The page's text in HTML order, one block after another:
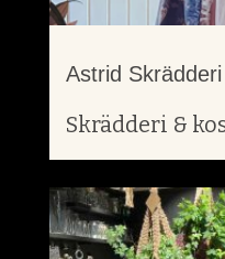
Astrid Skrädderi
Skrädderi &